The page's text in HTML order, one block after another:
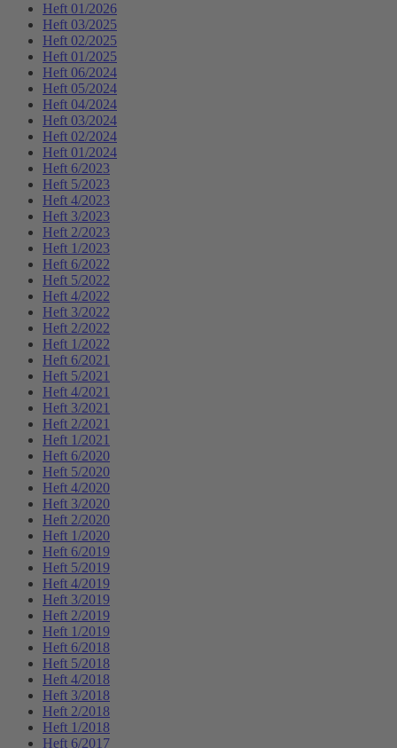
Heft 01/2026
Heft 03/2025
Heft 02/2025
Heft 01/2025
Heft 06/2024
Heft 05/2024
Heft 04/2024
Heft 03/2024
Heft 02/2024
Heft 01/2024
Heft 6/2023
Heft 5/2023
Heft 4/2023
Heft 3/2023
Heft 2/2023
Heft 1/2023
Heft 6/2022
Heft 5/2022
Heft 4/2022
Heft 3/2022
Heft 2/2022
Heft 1/2022
Heft 6/2021
Heft 5/2021
Heft 4/2021
Heft 3/2021
Heft 2/2021
Heft 1/2021
Heft 6/2020
Heft 5/2020
Heft 4/2020
Heft 3/2020
Heft 2/2020
Heft 1/2020
Heft 6/2019
Heft 5/2019
Heft 4/2019
Heft 3/2019
Heft 2/2019
Heft 1/2019
Heft 6/2018
Heft 5/2018
Heft 4/2018
Heft 3/2018
Heft 2/2018
Heft 1/2018
Heft 6/2017